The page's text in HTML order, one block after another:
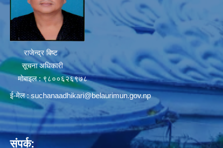
राजेन्द्र बिष्ट
सूचना अधिकारी
मोबाइल : ९८००६२६९७८
ई-मेल : suchanaadhikari@belaurimun.gov.np
संपर्क: